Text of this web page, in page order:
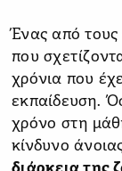
Ένας από
που
χρόνια που
εκπαίδευση.
χρόνο στη
κίνδυνο